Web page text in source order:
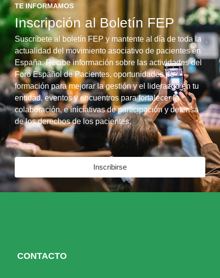
TE INFORMAMOS
Inscripción al Boletín FEP
Suscríbete al boletín FEP y mantente al día de toda la
actualidad del movimiento asociativo de pacientes en
España. Recibe información sobre las actividades del
Foro Español de Pacientes, oportunidades de
formación para mejorar la gestión y el liderazgo en tu
entidad, eventos y encuentros para fortalecer la
colaboración, e iniciativas de participación y defensa
de los derechos de los pacientes.
Inscribirse
CONTACTO